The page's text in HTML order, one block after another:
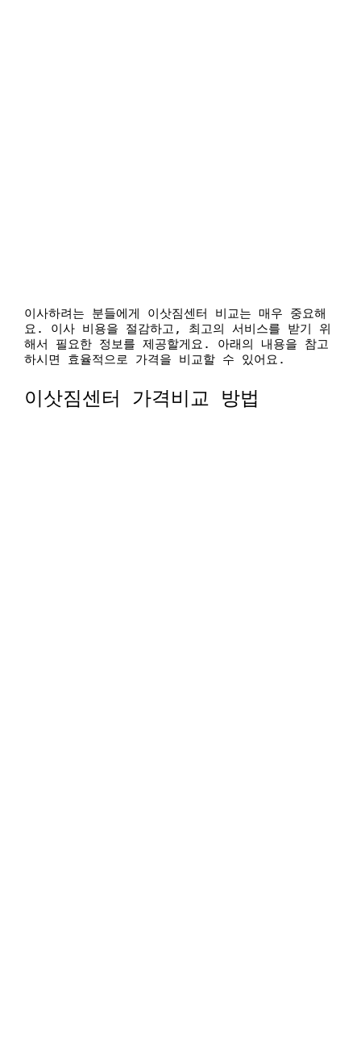
이사하려는 분들에게 이삿짐센터 비교는 매우 중요해
요. 이사 비용을 절감하고, 최고의 서비스를 받기 위
해서 필요한 정보를 제공할게요. 아래의 내용을 참고
하시면 효율적으로 가격을 비교할 수 있어요.
이삿짐센터 가격비교 방법